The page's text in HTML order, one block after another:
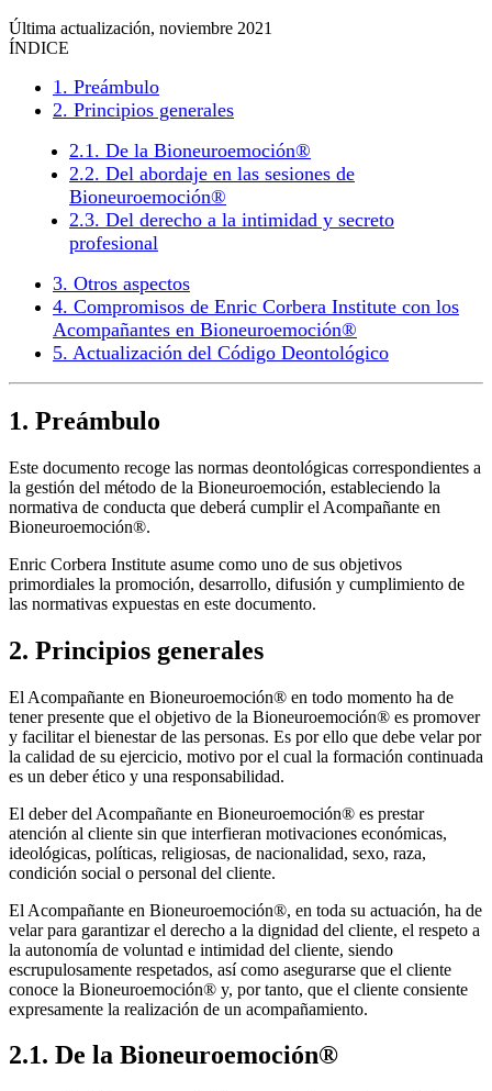
Última actualización, noviembre 2021
ÍNDICE
1. Preámbulo
2. Principios generales
2.1. De la Bioneuroemoción®
2.2. Del abordaje en las sesiones de
Bioneuroemoción®
2.3. Del derecho a la intimidad y secreto
profesional
3. Otros aspectos
4. Compromisos de Enric Corbera Institute con los
Acompañantes en Bioneuroemoción®
5. Actualización del Código Deontológico
1. Preámbulo
Este documento recoge las normas deontológicas correspondientes a
la gestión del método de la Bioneuroemoción, estableciendo la
normativa de conducta que deberá cumplir el Acompañante en
Bioneuroemoción®.
Enric Corbera Institute asume como uno de sus objetivos
primordiales la promoción, desarrollo, difusión y cumplimiento de
las normativas expuestas en este documento.
2. Principios generales
El Acompañante en Bioneuroemoción® en todo momento ha de
tener presente que el objetivo de la Bioneuroemoción® es promover
y facilitar el bienestar de las personas. Es por ello que debe velar por
la calidad de su ejercicio, motivo por el cual la formación continuada
es un deber ético y una responsabilidad.
El deber del Acompañante en Bioneuroemoción® es prestar
atención al cliente sin que interfieran motivaciones económicas,
ideológicas, políticas, religiosas, de nacionalidad, sexo, raza,
condición social o personal del cliente.
El Acompañante en Bioneuroemoción®, en toda su actuación, ha de
velar para garantizar el derecho a la dignidad del cliente, el respeto a
la autonomía de voluntad e intimidad del cliente, siendo
escrupulosamente respetados, así como asegurarse que el cliente
conoce la Bioneuroemoción® y, por tanto, que el cliente consiente
expresamente la realización de un acompañamiento.
2.1. De la Bioneuroemoción®